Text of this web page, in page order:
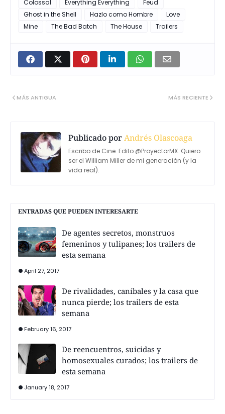
Colossal Everything Everything
Feud
Ghost in the Shell
Hazlo como Hombre
Love
Mine
The Bad Batch The House Trailers
MÁS RECIENTE
MÁS ANTIGUA
Publicado porAndrés Olascoaga
Escribo de Cine. Edito @ProyectorMX. Quiero
ser el William Miller de mi generación (y la
vida real).
ENTRADAS QUE PUEDEN INTERESARTE
De agentes secretos, monstruos
femeninos y tulipanes; los trailers de
esta semana
April 27, 2017
De rivalidades, caníbales y la casa que
nunca pierde; los trailers de esta
semana
February 16, 2017
De reencuentros, suicidas y
homosexuales curados; los trailers de
esta semana
January 18, 2017